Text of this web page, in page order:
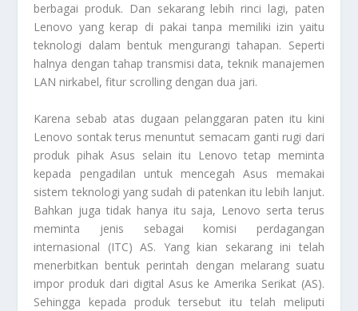
berbagai produk. Dan sekarang lebih rinci lagi, paten
Lenovo yang kerap di pakai tanpa memiliki izin yaitu
teknologi dalam bentuk mengurangi tahapan. Seperti
halnya dengan tahap transmisi data, teknik manajemen
LAN nirkabel, fitur scrolling dengan dua jari.
Karena sebab atas dugaan pelanggaran paten itu kini
Lenovo sontak terus menuntut semacam ganti rugi dari
produk pihak Asus selain itu Lenovo tetap meminta
kepada pengadilan untuk mencegah Asus memakai
sistem teknologi yang sudah di patenkan itu lebih lanjut.
Bahkan juga tidak hanya itu saja, Lenovo serta terus
meminta jenis sebagai komisi perdagangan
internasional (ITC) AS. Yang kian sekarang ini telah
menerbitkan bentuk perintah dengan melarang suatu
impor produk dari digital Asus ke Amerika Serikat (AS).
Sehingga kepada produk tersebut itu telah meliputi